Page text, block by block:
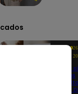
Revisa
deudas
con tu